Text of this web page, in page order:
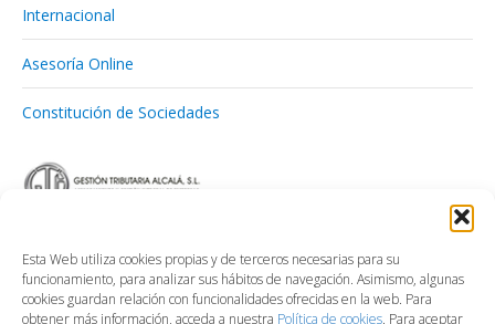
Esta Web utiliza cookies propias y de terceros necesarias para su
funcionamiento, para analizar sus hábitos de navegación. Asimismo, algunas
cookies guardan relación con funcionalidades ofrecidas en la web. Para
obtener más información, acceda a nuestra Política de cookies. Para aceptar
Internacional
Asesoría Online
Constitución de Sociedades